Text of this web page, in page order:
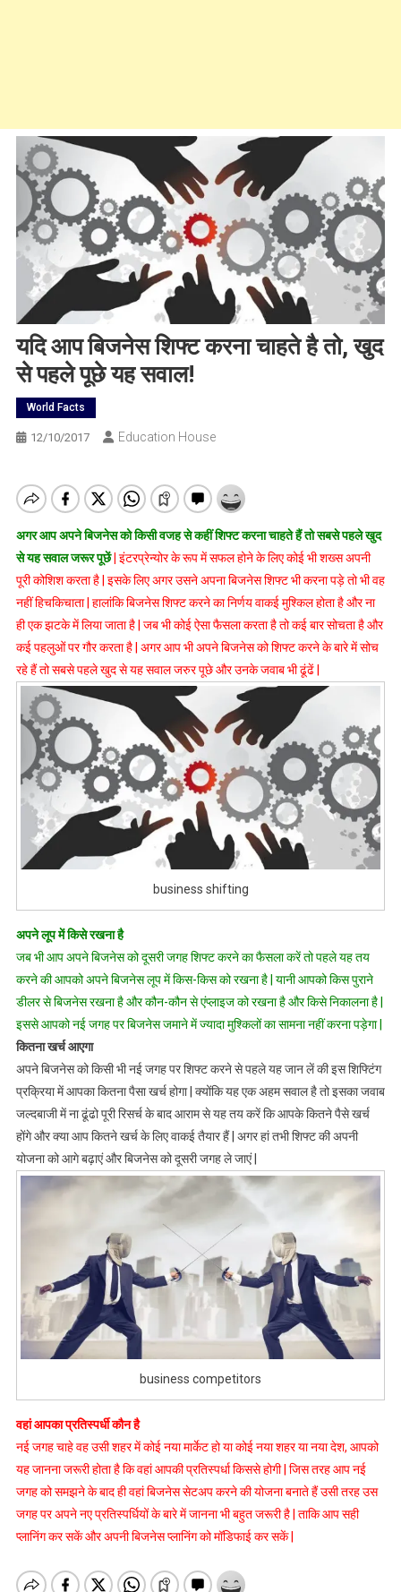
यदि आप बिजनेस शिफ्ट करना चाहते है तो, खुद
से पहले पूछे यह सवाल!
World Facts
12/10/2017 Education House
अगर आप अपने बिजनेस को किसी वजह से कहीं शिफ्ट करना चाहते हैं तो सबसे पहले खुद
से यह सवाल जरूर पूछें| इंटरप्रेन्योर के रूप में सफल होने के लिए कोई भी शख्स अपनी
पूरी कोशिश करता है | इसके लिए अगर उसने अपना बिजनेस शिफ्ट भी करना पड़े तो भी वह
नहीं हिचकिचाता | हालांकि बिजनेस शिफ्ट करने का निर्णय वाकई मुश्किल होता है और ना
ही एक झटके में लिया जाता है | जब भी कोई ऐसा फैसला करता है तो कई बार सोचता है और
कई पहलुओं पर गौर करता है | अगर आप भी अपने बिजनेस को शिफ्ट करने के बारे में सोच
रहे हैं तो सबसे पहले खुद से यह सवाल जरुर पूछे और उनके जवाब भी ढूंढें |
business shifting
अपने लूप में किसे रखना है
जब भी आप अपने बिजनेस को दूसरी जगह शिफ्ट करने का फैसला करें तो पहले यह तय
करने की आपको अपने बिजनेस लूप में किस-किस को रखना है | यानी आपको किस पुराने
डीलर से बिजनेस रखना है और कौन-कौन से एंप्लाइज को रखना है और किसे निकालना है |
इससे आपको नई जगह पर बिजनेस जमाने में ज्यादा मुश्किलों का सामना नहीं करना पड़ेगा |
कितना खर्च आएगा
अपने बिजनेस को किसी भी नई जगह पर शिफ्ट करने से पहले यह जान लें की इस शिफ्टिंग
प्रक्रिया में आपका कितना पैसा खर्च होगा | क्योंकि यह एक अहम सवाल है तो इसका जवाब
जल्दबाजी में ना ढूंढो पूरी रिसर्च के बाद आराम से यह तय करें कि आपके कितने पैसे खर्च
होंगे और क्या आप कितने खर्च के लिए वाकई तैयार हैं | अगर हां तभी शिफ्ट की अपनी
योजना को आगे बढ़ाएं और बिजनेस को दूसरी जगह ले जाएं |
business competitors
वहां आपका प्रतिस्पर्धी कौन है
नई जगह चाहे वह उसी शहर में कोई नया मार्केट हो या कोई नया शहर या नया देश, आपको
यह जानना जरूरी होता है कि वहां आपकी प्रतिस्पर्धा किससे होगी | जिस तरह आप नई
जगह को समझने के बाद ही वहां बिजनेस सेटअप करने की योजना बनाते हैं उसी तरह उस
जगह पर अपने नए प्रतिस्पर्धियों के बारे में जानना भी बहुत जरूरी है | ताकि आप सही
प्लानिंग कर सकें और अपनी बिजनेस प्लानिंग को मॉडिफाई कर सकें |